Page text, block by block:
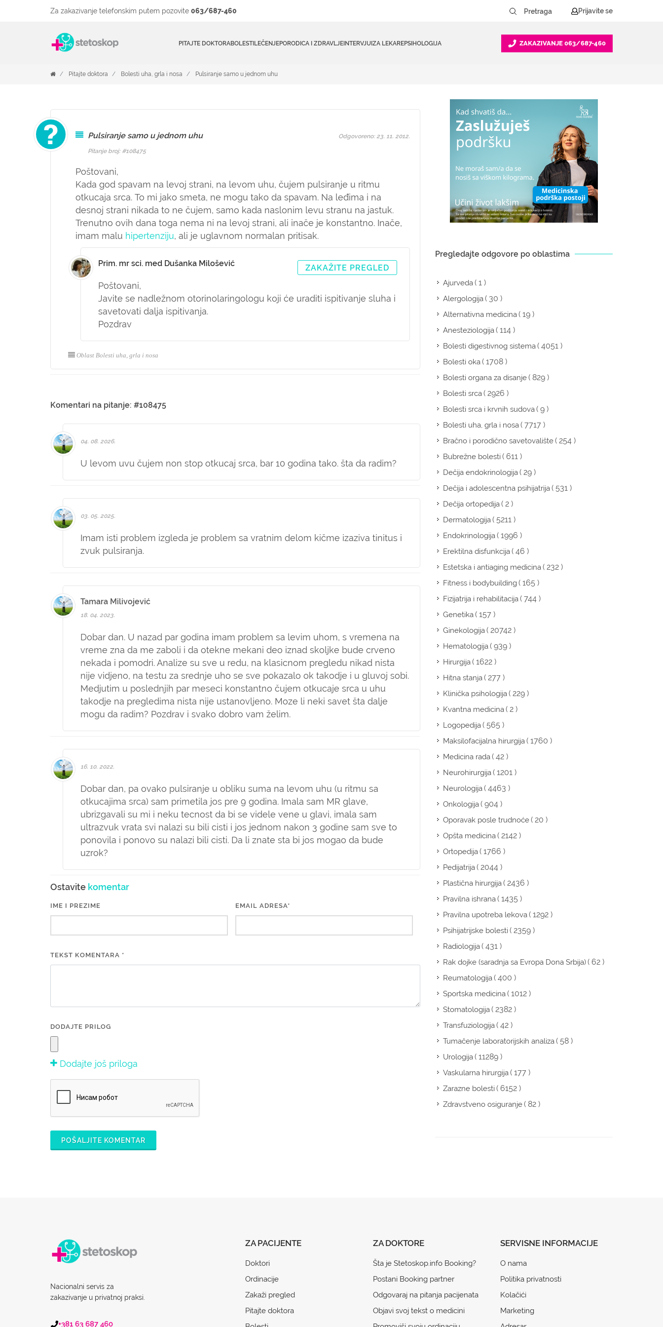
Za zakazivanje telefonskim putem pozovite 063/687-460 Prijavite se
PITAJTE DOKTORABOLESTILEČENJEPORODICA I ZDRAVLJEINTERVJUIZA LEKAREPSIHOLOGIJA ZAKAZIVANJE 063/687-460
Pitajte doktora Bolesti uha, grla i nosa Pulsiranje samo u jednom uhu
Pulsiranje samo u jednom uhu
Pitanje broj: #108475
Poštovani,
Kada god spavam na levoj strani, na levom uhu, čujem pulsiranje u ritmu
otkucaja srca. To mi jako smeta, ne mogu tako da spavam. Na leđima i na
desnoj strani nikada to ne čujem, samo kada naslonim levu stranu na jastuk.
Trenutno ovih dana toga nema ni na levoj strani, ali inače je konstantno. Inače,
imam malu hipertenziju, ali je uglavnom normalan pritisak.
Odgovoreno: 23. 11. 2012.
Prim. mr sci. med Dušanka Milošević ZAKAŽITE PREGLED
Poštovani,
Javite se nadležnom otorinolaringologu koji će uraditi ispitivanje sluha i
savetovati dalja ispitivanja.
Pozdrav
Oblast Bolesti uha, grla i nosa
Komentari na pitanje: #108475
04. 08. 2026.
U levom uvu čujem non stop otkucaj srca, bar 10 godina tako. šta da radim?
03. 05. 2025.
Imam isti problem izgleda je problem sa vratnim delom kičme izaziva tinitus i
zvuk pulsiranja.
Tamara Milivojević
18. 04. 2023.
Dobar dan. U nazad par godina imam problem sa levim uhom, s vremena na
vreme zna da me zaboli i da otekne mekani deo iznad skoljke bude crveno
nekada i pomodri. Analize su sve u redu, na klasicnom pregledu nikad nista
nije vidjeno, na testu za srednje uho se sve pokazalo ok takodje i u gluvoj sobi.
Medjutim u poslednjih par meseci konstantno čujem otkucaje srca u uhu
takodje na pregledima nista nije ustanovljeno. Moze li neki savet šta dalje
mogu da radim? Pozdrav i svako dobro vam želim.
16. 10. 2022.
Dobar dan, pa ovako pulsiranje u obliku suma na levom uhu (u ritmu sa
otkucajima srca) sam primetila jos pre 9 godina. Imala sam MR glave,
ubrizgavali su mi i neku tecnost da bi se videle vene u glavi, imala sam
ultrazvuk vrata svi nalazi su bili cisti i jos jednom nakon 3 godine sam sve to
ponovila i ponovo su nalazi bili cisti. Da li znate sta bi jos mogao da bude
uzrok?
Ostavite komentar
IME I PREZIME EMAIL ADRESA*
TEKST KOMENTARA *
DODAJTE PRILOG
Dodajte još priloga
POŠALJITE KOMENTAR
Pregledajte odgovore po oblastima
Ajurveda( 1 )
Alergologija( 30 )
Alternativna medicina( 19 )
Anesteziologija( 114 )
Bolesti digestivnog sistema( 4051 )
Bolesti oka( 1708 )
Bolesti organa za disanje( 829 )
Bolesti srca( 2926 )
Bolesti srca i krvnih sudova( 9 )
Bolesti uha, grla i nosa( 7717 )
Bračno i porodično savetovalište( 254 )
Bubrežne bolesti( 611 )
Dečija endokrinologija( 29 )
Dečija i adolescentna psihijatrija( 531 )
Dečija ortopedija( 2 )
Dermatologija( 5211 )
Endokrinologija( 1996 )
Erektilna disfunkcija( 46 )
Estetska i antiaging medicina( 232 )
Fitness i bodybuilding( 165 )
Fizijatrija i rehabilitacija( 744 )
Genetika( 157 )
Ginekologija( 20742 )
Hematologija( 939 )
Hirurgija( 1622 )
Hitna stanja( 277 )
Klinička psihologija( 229 )
Kvantna medicina( 2 )
Logopedija( 565 )
Maksilofacijalna hirurgija( 1760 )
Medicina rada( 42 )
Neurohirurgija( 1201 )
Neurologija( 4463 )
Onkologija( 904 )
Oporavak posle trudnoće( 20 )
Opšta medicina( 2142 )
Ortopedija( 1766 )
Pedijatrija( 2044 )
Plastična hirurgija( 2436 )
Pravilna ishrana( 1435 )
Pravilna upotreba lekova( 1292 )
Psihijatrijske bolesti( 2359 )
Radiologija( 431 )
Rak dojke (saradnja sa Evropa Dona Srbija)( 62 )
Reumatologija( 400 )
Sportska medicina( 1012 )
Stomatologija( 2382 )
Transfuziologija( 42 )
Tumačenje laboratorijskih analiza( 58 )
Urologija( 11289 )
Vaskularna hirurgija( 177 )
Zarazne bolesti( 6152 )
Zdravstveno osiguranje( 82 )
Nacionalni servis za
zakazivanje u privatnoj praksi.
+381 63 687 460
ZA PACIJENTE
Doktori
Ordinacije
Zakaži pregled
Pitajte doktora
ZA DOKTORE
Šta je Stetoskop.info Booking?
Postani Booking partner
Odgovaraj na pitanja pacijenata
Objavi svoj tekst o medicini
SERVISNE INFORMACIJE
O nama
Politika privatnosti
Kolačići
Marketing